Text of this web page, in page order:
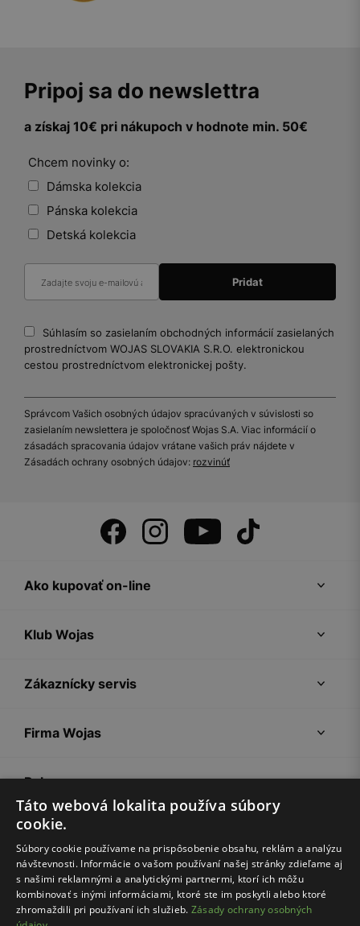
Pripoj sa do newslettra
a získaj 10€ pri nákupoch v hodnote min. 50€
Chcem novinky o:
Dámska kolekcia
Pánska kolekcia
Detská kolekcia
Súhlasím so zasielaním obchodných informácií zasielaných
prostredníctvom WOJAS SLOVAKIA S.R.O. elektronickou
cestou prostredníctvom elektronickej pošty.
Správcom Vašich osobných údajov spracúvaných v súvislosti so
zasielaním newslettera je spoločnosť Wojas S.A. Viac informácií o
zásadách spracovania údajov vrátane vašich práv nájdete v
Zásadách ochrany osobných údajov: rozvinúť
Ako kupovať on-line
Klub Wojas
Zákaznícky servis
Firma Wojas
Pokyny
Táto webová lokalita používa súbory
cookie.
Súbory cookie používame na prispôsobenie obsahu, reklám a analýzu
návštevnosti. Informácie o vašom používaní našej stránky zdieľame aj
s našimi reklamnými a analytickými partnermi, ktorí ich môžu
kombinovať s inými informáciami, ktoré ste im poskytli alebo ktoré
zhromaždili pri používaní ich služieb. Zásady ochrany osobných